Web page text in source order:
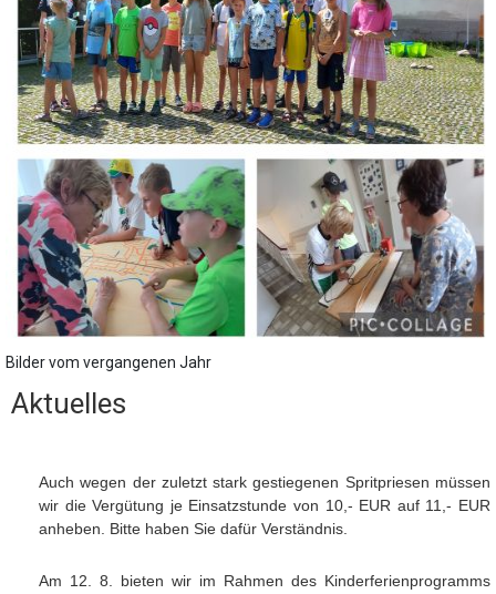
Bilder vom vergangenen Jahr
Aktuelles
Auch wegen der zuletzt stark gestiegenen Spritpriesen müssen
wir die Vergütung je Einsatzstunde von 10,- EUR auf 11,- EUR
anheben. Bitte haben Sie dafür Verständnis.
Am 12. 8. bieten wir im Rahmen des Kinderferienprogramms